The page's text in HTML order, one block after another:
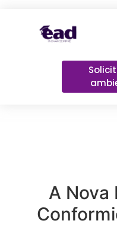
A Nova